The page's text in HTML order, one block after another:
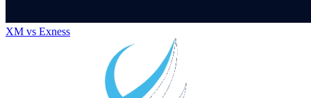
XM vs Exness